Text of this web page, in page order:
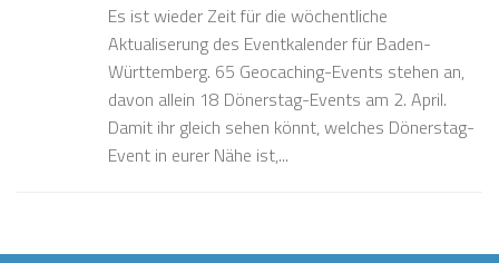
❅
❅
❅
❅ ❅
Es ist wieder Zeit für die wöchentliche
Aktualiserung des Eventkalender für Baden-
Württemberg. 65 Geocaching-Events stehen an,
davon allein 18 Dönerstag-Events am 2. April.
Damit ihr gleich sehen könnt, welches Dönerstag-
Event in eurer Nähe ist,...